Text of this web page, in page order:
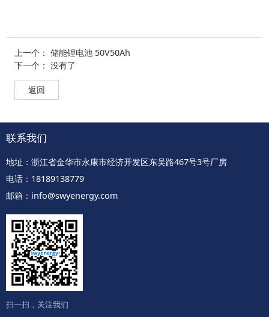
上一个：储能锂电池 50V50Ah
下一个： 没有了
返回
联系我们
地址：浙江省金华市永康市经济开发区东吴路467号3号厂房
电话：18189138779
邮箱：info@swyenergy.com
扫一扫，关注我们